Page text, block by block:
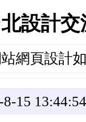
設計
站網頁設計
15 13:44:54